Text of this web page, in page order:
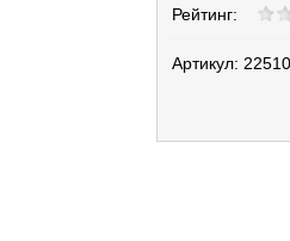
Рейтинг:
Артикул: